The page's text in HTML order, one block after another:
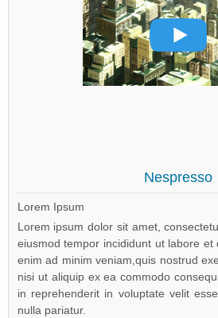
Nespresso
Lorem Ipsum
Lorem ipsum dolor sit amet,
eiusmod tempor incididunt ut labore
enim ad minim veniam,quis nostrud
nisi ut aliquip ex ea commodo
in reprehenderit in voluptate velit
nulla pariatur.